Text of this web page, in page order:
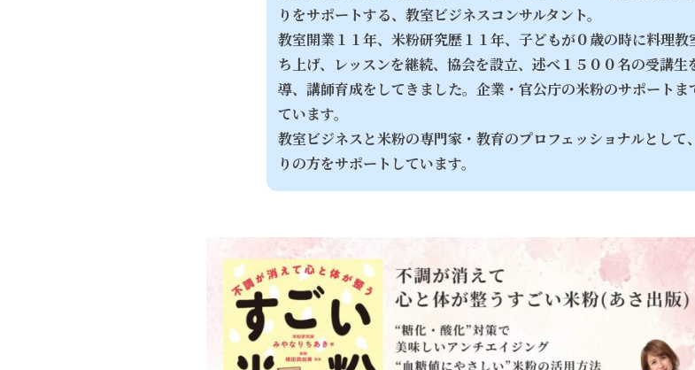
りをサポートする、教室ビジネスコンサルタント。
教室開業１１年、米粉研究歴１１年、子どもが０歳の時に料理教
ち上げ、レッスンを継続、協会を設立、述べ１５００名の受講生
導、講師育成をしてきました。企業・官公庁の米粉のサポートま
ています。
教室ビジネスと米粉の専門家・教育のプロフェッショナルとして
りの方をサポートしています。